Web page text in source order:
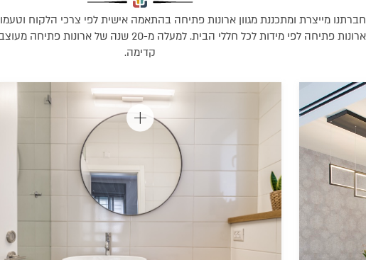
חברתנו מייצרת ומתכננת מגוון ארונות פתיחה בהתאמה אישית לפי צרכי הלקוח וטעמו
לכם ארונות פתיחה לפי מידות לכל חללי הבית. למעלה מ-20
קדימה.